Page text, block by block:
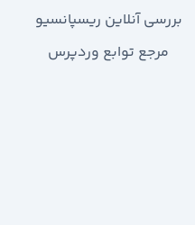
بررسی آنلاین ریسپانسیو
مرجع توابع وردپرس